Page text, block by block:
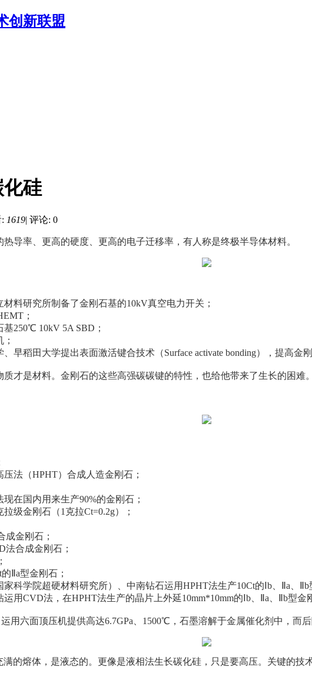
硅
1619| 评论: 0
导率、更高的硬度、更高的电子迁移率，有人称是终极半导体材料。
料研究所制备了金刚石基的10kV真空电力开关；
；
250℃ 10kV 5A SBD；
早稻田大学提出表面激活键合技术（Surface activate bonding），提高金
才是材料。金刚石的这些高强碳碳键的特性，也给他带来了生长的困难
法（HPHT）合成人造金刚石；
在国内用来生产90%的金刚石；
级金刚石（1克拉Ct=0.2g）；
成金刚石；
法合成金刚石；
Ⅱa型金刚石；
科学院超硬材料研究所）、中南钻石运用HPHT法生产10Ct的Ⅰb、Ⅱa、Ⅱb
用CVD法，在HPHT法生产的晶片上外延10mm*10mm的Ⅰb、Ⅱa、Ⅱb型金
运用六面顶压机提供高达6.7GPa、1500℃，石墨溶解于金属催化剂中，而
的熔体，是液态的。更像是液相法生长碳化硅，只是要高压。关键的